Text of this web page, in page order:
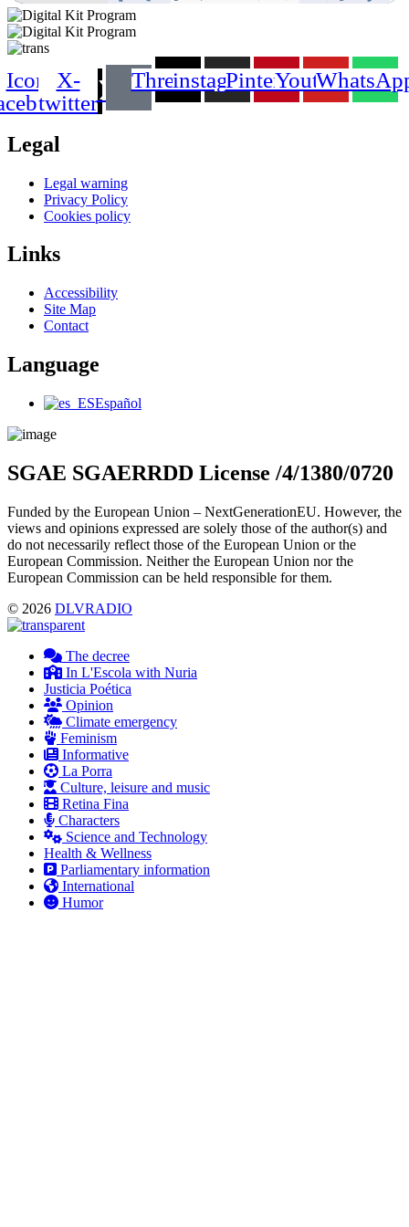
Icon-
X-
twitter
ThreadsinstagramPinterestYoutube
Legal
Main
Menu
Legal warning
Privacy Policy
Cookies policy
Links
Main
Menu
Accessibility
Site Map
Contact
Language
Main
Español
SGAE SGAERRDD License /4/1380/0720
Funded by the European Union – NextGenerationEU. However, the
views and opinions expressed are solely those of the author(s) and
do not necessarily reflect those of the European Union or the
European Commission. Neither the European Union nor the
European Commission can be held responsible for them.
© 2026 DLVRADIO
The decree
In L'Escola with Nuria
Justicia Poética
Opinion
Climate emergency
Feminism
Informative
La Porra
Culture, leisure and music
Retina Fina
Characters
Science and Technology
Health & Wellness
Parliamentary information
International
Humor